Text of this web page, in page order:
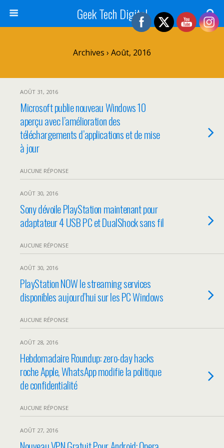
Geek Tech Digital
Archives › Août, 2016
AOÛT 31, 2016
Microsoft publie nouveau Windows 10
aperçu avec l’amélioration des
téléchargements d’applications et de mise
à jour
AUCUNE RÉPONSE
AOÛT 30, 2016
Sony dévoile PlayStation maintenant pour
adaptateur 4 USB PC et DualShock sans fil
AUCUNE RÉPONSE
AOÛT 30, 2016
PlayStation NOW le streaming services
disponibles aujourd’hui sur les PC Windows
AUCUNE RÉPONSE
AOÛT 28, 2016
Hebdomadaire Roundup: zero-day hacks
roche Apple, WhatsApp modifie la politique
de confidentialité
AUCUNE RÉPONSE
AOÛT 27, 2016